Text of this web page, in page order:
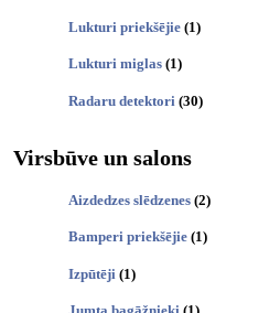
Lukturi priekšējie (1)
Lukturi miglas (1)
Radaru detektori (30)
Virsbūve un salons
Aizdedzes slēdzenes (2)
Bamperi priekšējie (1)
Izpūtēji (1)